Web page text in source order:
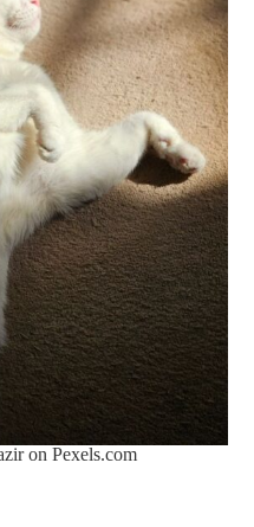
onPexels.com